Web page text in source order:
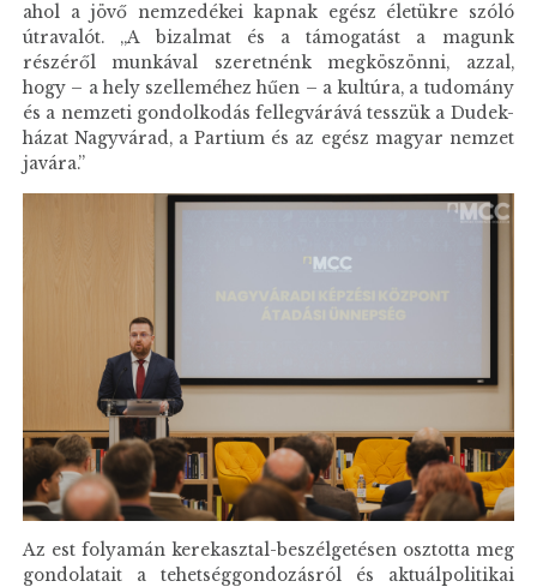
ahol a jövő nemzedékei kapnak egész életükre szóló
útravalót. „A bizalmat és a támogatást a magunk
részéről munkával szeretnénk megköszönni, azzal,
hogy – a hely szelleméhez hűen – a kultúra, a tudomány
és a nemzeti gondolkodás fellegvárává tesszük a Dudek-
házat Nagyvárad, a Partium és az egész magyar nemzet
javára.”
Az est folyamán kerekasztal-beszélgetésen osztotta meg
gondolatait a tehetséggondozásról és aktuálpolitikai